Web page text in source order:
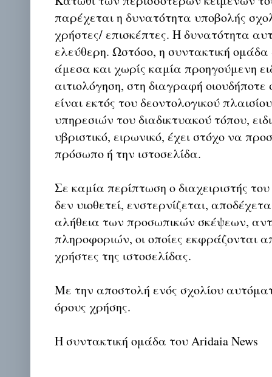
παρέχεται η δυνατότητα υποβολής
χρήστες/ επισκέπτες. Η δυνατότητα
ελεύθερη. Ωστόσο, η συντακτική
άμεσα και χωρίς καμία προηγούμενη
αιτιολόγηση, στη διαγραφή οιουδήποτε
είναι εκτός του δεοντολογικού
υπηρεσιών του διαδικτυακού τόπου,
υβριστικό, ειρωνικό, έχει στόχο να
πρόσωπο ή την ιστοσελίδα.
Σε καμία περίπτωση ο διαχειριστής
δεν υιοθετεί, ενστερνίζεται,
αλήθεια των προσωπικών σκέψεων,
πληροφοριών, οι οποίες εκφράζονται
χρήστες της ιστοσελίδας.
Με την αποστολή ενός σχολίου
όρους χρήσης.
Η συντακτική ομάδα του Aridaia News